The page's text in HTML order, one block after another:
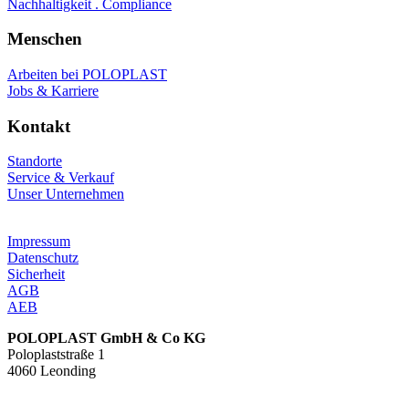
Nachhaltigkeit . Compliance
Menschen
Arbeiten bei POLOPLAST
Jobs & Karriere
Kontakt
Standorte
Service & Verkauf
Unser Unternehmen
Impressum
Datenschutz
Sicherheit
AGB
AEB
POLOPLAST GmbH & Co KG
Poloplaststraße 1
4060 Leonding